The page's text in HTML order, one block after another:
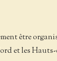
être
et les